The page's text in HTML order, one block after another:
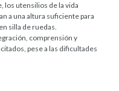
los utensilios de la vida
a una altura suficiente para
silla de ruedas.
comprensión y
pese a las dificultades